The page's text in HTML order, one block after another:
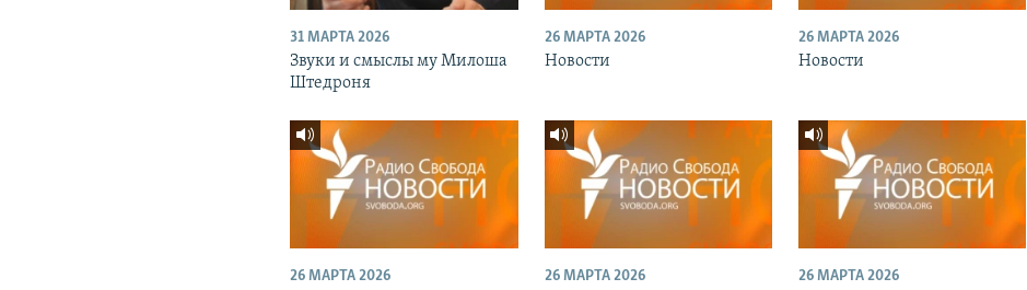
31 МАРТА 2026
Звуки и смыслы му Милоша
Штедроня
26 МАРТА 2026
Новости
26 МАРТА 2026
Новости
26 МАРТА 2026 26 МАРТА 2026 26 МАРТА 2026